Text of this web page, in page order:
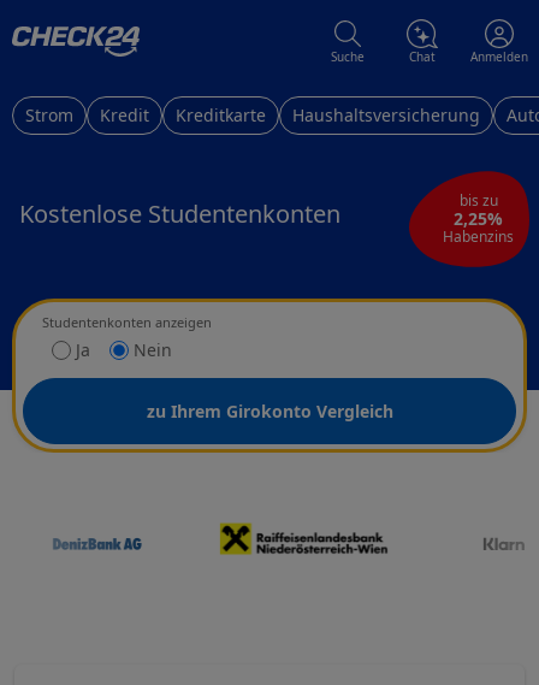
Suche Chat Anmelden
Strom Kredit Kreditkarte Haushaltsversicherung
Kostenlose Studentenkonten bis zu
2,25%
Habenzins
Studentenkonten anzeigen
Ja Nein
zu Ihrem Girokonto Vergleich